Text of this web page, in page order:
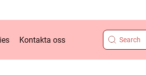
Kontakta oss